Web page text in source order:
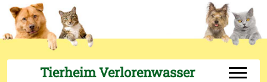
Tierheim Verlorenwasser Off-